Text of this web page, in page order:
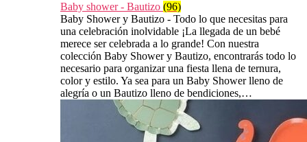
Baby shower - Bautizo (96)
Baby Shower y Bautizo - Todo lo que necesitas para
una celebración inolvidable ¡La llegada de un bebé
merece ser celebrada a lo grande! Con nuestra
colección Baby Shower y Bautizo, encontrarás todo lo
necesario para organizar una fiesta llena de ternura,
color y estilo. Ya sea para un Baby Shower lleno de
alegría o un Bautizo lleno de bendiciones,…